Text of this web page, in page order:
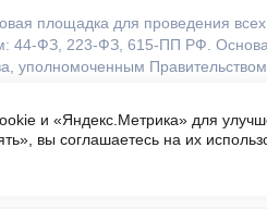
площадка для проведения
44-ФЗ, 223-ФЗ, 615-ПП РФ.
уполномоченным
торговая площадка. Все
и «Яндекс.Метрика» для
вы соглашаетесь на их